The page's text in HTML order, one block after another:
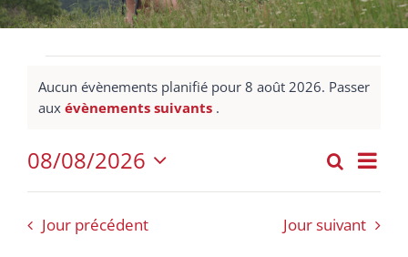
for
août
2026
Notice
Aucun évènements planifié pour 8 août 2026. Passer
aux évènements suivants .
de
Jour
08/08/2026
Sélectionnez
date.
Jour précédent Jour suivant